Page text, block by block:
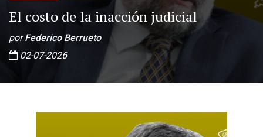
El costo de la inacción judicial
porFederico Berrueto
02-07-2026